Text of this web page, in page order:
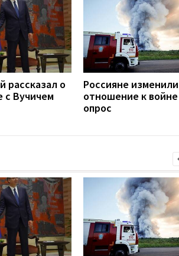
рассказал о
с Вучичем
Россияне изменили
отношение к
опрос